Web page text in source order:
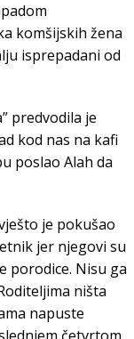
komšijskih žena
isprepadani od
predvodila je
kod nas na kafi
poslao Alah da
je pokušao
jer njegovi su
porodice. Nisu ga
ništa
napuste